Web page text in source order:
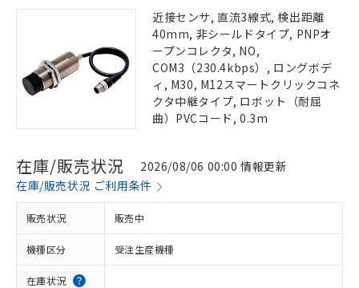
近接センサ, 直流3線式, 検出距離
40mm, 非シールドタイプ, PNPオ
ープンコレクタ, NO,
COM3（230.4kbps）, ロングボデ
ィ, M30, M12スマートクリックコネ
クタ中継タイプ, ロボット（耐屈
曲）PVCコード, 0.3m
在庫/販売状況
2026/08/06 00:00 情報更新
在庫/販売状況 ご利用条件
販売状況 販売中
機種区分 受注生産機種
在庫状況